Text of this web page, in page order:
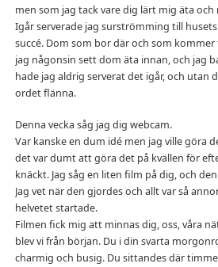
men som jag tack vare dig lärt mig äta
Igår serverade jag surströmming till
succé. Dom som bor där och som
jag någonsin sett dom äta innan, och jag
hade jag aldrig serverat det igår, och utan
ordet flänna.
Denna vecka såg jag dig webcam.
Var kanske en dum idé men jag ville göra
det var dumt att göra det på kvällen för
knäckt. Jag såg en liten film på dig, och
Jag vet när den gjordes och allt var så
helvetet startade.
Filmen fick mig att minnas dig, oss, våra
blev vi från början. Du i din svarta
charmig och busig. Du sittandes där